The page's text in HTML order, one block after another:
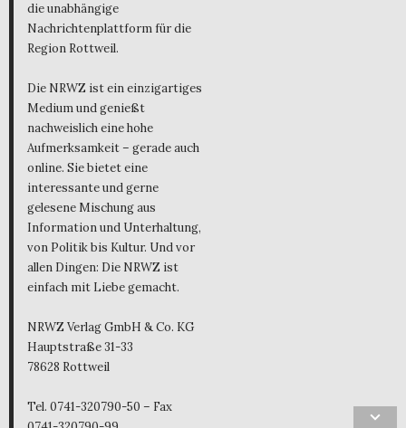
die unabhängige
Nachrichtenplattform für die
Region Rottweil.
Die NRWZ ist ein einzigartiges
Medium und genießt
nachweislich eine hohe
Aufmerksamkeit – gerade auch
online. Sie bietet eine
interessante und gerne
gelesene Mischung aus
Information und Unterhaltung,
von Politik bis Kultur. Und vor
allen Dingen: Die NRWZ ist
einfach mit Liebe gemacht.
NRWZ Verlag GmbH & Co. KG
Hauptstraße 31-33
78628 Rottweil
Tel. 0741-320790-50 – Fax